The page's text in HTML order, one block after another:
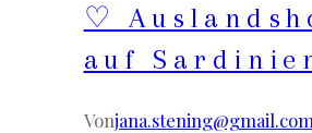
♡
auf
Vonjana.stening@gmail.com